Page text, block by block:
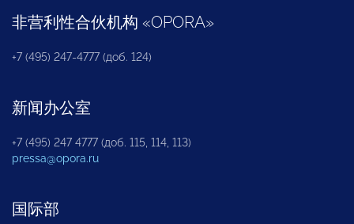
非营利性合伙机构 «OPORA»
+7 (495) 247-4777 (доб. 124)
新闻办公室
+7 (495) 247 4777 (доб. 115, 114, 113)
pressa@opora.ru
国际部